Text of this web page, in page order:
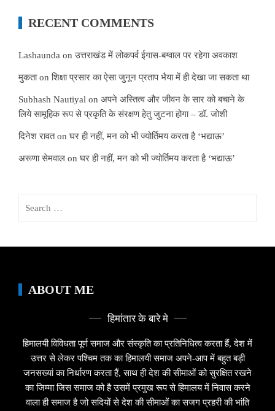
RECENT COMMENTS
Lashaunda onउत्तराखंड में लोकपर्व ईगास-बग्वाल पर रहेगा अवकाश
मुकताonशिक्षा प्रसार का ऐसा जुनून प्रताप भैया में ही देखा जा सकता था
Subhash Nautiyal on अपने अस्तित्व और जीवन के सार को बचाने के
लिये सामूहिक रूप से प्रकृति के संरक्षण हेतु जुटना होगा – डॉ. जोशी
दिनेश रावतonघर ही नहीं, मन को भी ज्योर्तिमय करता है ‘भद्याऊ’
अरूणा सेमवाल onघर ही नहीं, मन को भी ज्योर्तिमय करता है ‘भद्याऊ’
ABOUT ME
हिमांतार के बारे मे
हिमालयी विविधता पूर्ण समाज और संस्कृति का प्रतिनिधित्व करता हैं, देश में
उत्तर से लेकर पश्चिम तक का हिमालयी समाज अपने-आप में बहुत बड़ी
जनसख्यां का निर्धारण करता हैं, साथ ही देश की सीमाओं को सुरक्षित रखने
का जिम्मा जिस समाज को है उसमें प्रमुख रूप से हिमालय में निवास करने
वाला ही समाज है जो सदियों से देश की सीमाओं का सजग प्रहरी की भांति